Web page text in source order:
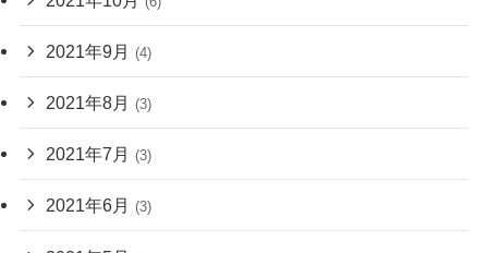
2021年9月 (4)
2021年8月 (3)
2021年7月 (3)
2021年6月 (3)